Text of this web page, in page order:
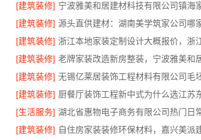
[建筑装修]
[建筑装修] 源头直供建材：湖南美学筑家公司哪
[建筑装修]
[建筑装修]
[建筑装修]
[建筑装修]
[生活服务]
[建筑装修]